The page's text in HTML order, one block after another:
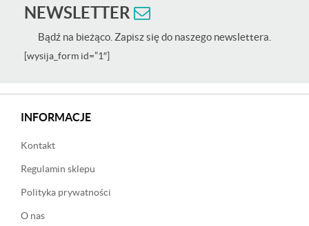
NEWSLETTER
Bądź na bieżąco. Zapisz się do naszego newslettera.
[wysija_form id=”1″]
INFORMACJE
Kontakt
Regulamin sklepu
Polityka prywatności
O nas